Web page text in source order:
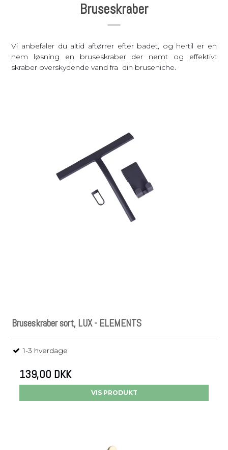
Bruseskraber
Vi anbefaler du altid aftørrer efter badet, og hertil er en
nem løsning en bruseskraber der nemt og effektivt
skraber overskydende vand fra din bruseniche.
Bruseskraber sort, LUX - ELEMENTS
1-3 hverdage
139,00 DKK
VIS PRODUKT